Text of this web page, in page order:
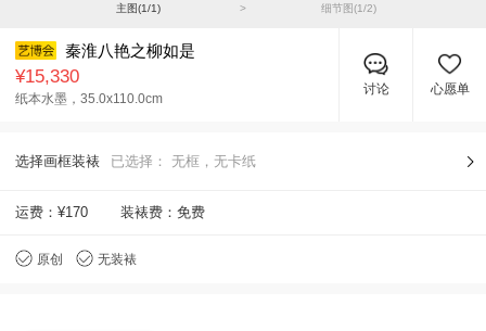
主图(1/1) > 细节图(1/2)
秦淮八艳之柳如是
¥15,330
纸本水墨， 35.0x110.0cm
讨论 心愿单
选择画框装裱 已选择： 无框，无卡纸
运费： ¥170 装裱费：免费
原创 无装裱